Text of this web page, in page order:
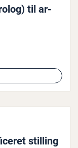
til ar­
stilling